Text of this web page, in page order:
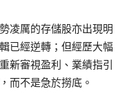
凌厲的存儲股亦出現明
已經逆轉；但經歷大幅
新審視盈利、業績指引
而不是急於撈底。